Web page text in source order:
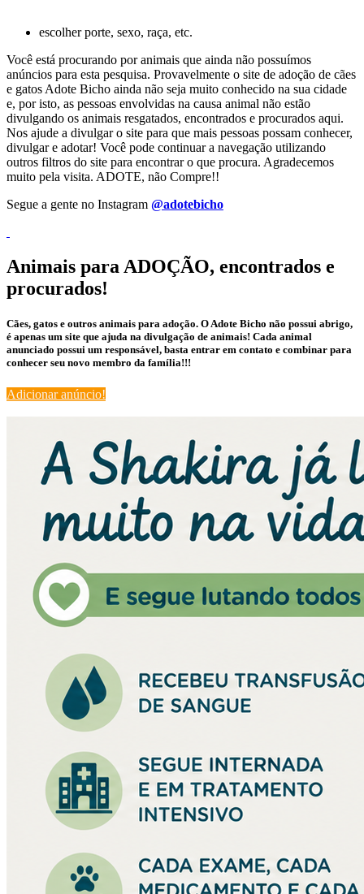
escolher porte, sexo, raça, etc.
Você está procurando por animais que ainda não possuímos
anúncios para esta pesquisa. Provavelmente o site de adoção de cães
e gatos Adote Bicho ainda não seja muito conhecido na sua cidade
e, por isto, as pessoas envolvidas na causa animal não estão
divulgando os animais resgatados, encontrados e procurados aqui.
Nos ajude a divulgar o site para que mais pessoas possam conhecer,
divulgar e adotar! Você pode continuar a navegação utilizando
outros filtros do site para encontrar o que procura. Agradecemos
muito pela visita. ADOTE, não Compre!!
Segue a gente no Instagram @adotebicho
Animais para ADOÇÃO, encontrados e
procurados!
Cães, gatos e outros animais para adoção. O Adote Bicho não possui abrigo,
é apenas um site que ajuda na divulgação de animais! Cada animal
anunciado possui um responsável, basta entrar em contato e combinar para
conhecer seu novo membro da família!!!
Adicionar anúncio!